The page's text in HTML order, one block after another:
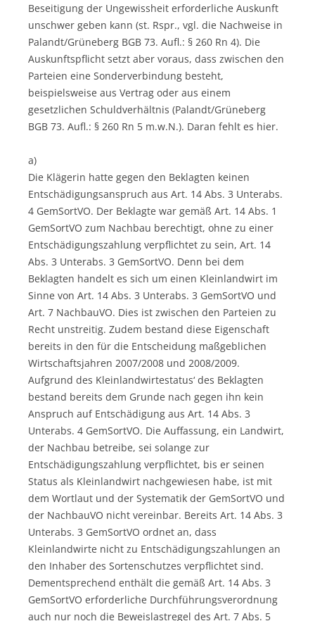
Beseitigung der Ungewissheit erforderliche Auskunft
unschwer geben kann (st. Rspr., vgl. die Nachweise in
Palandt/Grüneberg BGB 73. Aufl.: § 260 Rn 4). Die
Auskunftspflicht setzt aber voraus, dass zwischen den
Parteien eine Sonderverbindung besteht,
beispielsweise aus Vertrag oder aus einem
gesetzlichen Schuldverhältnis (Palandt/Grüneberg
BGB 73. Aufl.: § 260 Rn 5 m.w.N.). Daran fehlt es hier.
a)
Die Klägerin hatte gegen den Beklagten keinen
Entschädigungsanspruch aus Art. 14 Abs. 3 Unterabs.
4 GemSortVO. Der Beklagte war gemäß Art. 14 Abs. 1
GemSortVO zum Nachbau berechtigt, ohne zu einer
Entschädigungszahlung verpflichtet zu sein, Art. 14
Abs. 3 Unterabs. 3 GemSortVO. Denn bei dem
Beklagten handelt es sich um einen Kleinlandwirt im
Sinne von Art. 14 Abs. 3 Unterabs. 3 GemSortVO und
Art. 7 NachbauVO. Dies ist zwischen den Parteien zu
Recht unstreitig. Zudem bestand diese Eigenschaft
bereits in den für die Entscheidung maßgeblichen
Wirtschaftsjahren 2007/2008 und 2008/2009.
Aufgrund des Kleinlandwirtestatus‘ des Beklagten
bestand bereits dem Grunde nach gegen ihn kein
Anspruch auf Entschädigung aus Art. 14 Abs. 3
Unterabs. 4 GemSortVO. Die Auffassung, ein Landwirt,
der Nachbau betreibe, sei solange zur
Entschädigungszahlung verpflichtet, bis er seinen
Status als Kleinlandwirt nachgewiesen habe, ist mit
dem Wortlaut und der Systematik der GemSortVO und
der NachbauVO nicht vereinbar. Bereits Art. 14 Abs. 3
Unterabs. 3 GemSortVO ordnet an, dass
Kleinlandwirte nicht zu Entschädigungszahlungen an
den Inhaber des Sortenschutzes verpflichtet sind.
Dementsprechend enthält die gemäß Art. 14 Abs. 3
GemSortVO erforderliche Durchführungsverordnung
auch nur noch die Beweislastregel des Art. 7 Abs. 5